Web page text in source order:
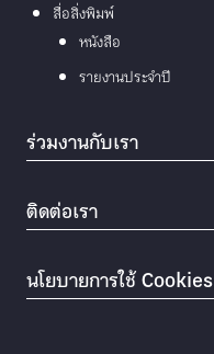
สื่อสิ่งพิมพ์
หนังสือ
รายงานประจำปี
ร่วมงานกับเรา
ติดต่อเรา
นโยบายการใช้ Cookies